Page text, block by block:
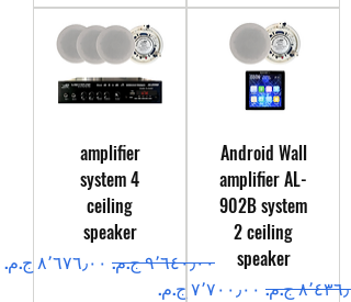
Android Wall
amplifier AL-
902B system
2 ceiling
speaker
عادي
سعر البيع
amplifier
system 4
ceiling
speaker
سعر عادي
سعر البيع